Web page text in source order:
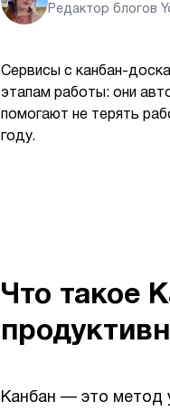
Редактор блогов
Сервисы с канбан-
этапам работы: они
помогают не терять
году.
Что такое
Канбан — это метод